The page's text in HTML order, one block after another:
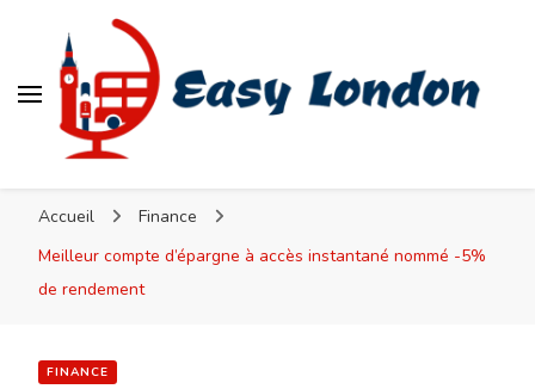
Accueil
Finance
Meilleur compte d’épargne à accès instantané nommé -5%
de rendement
FINANCE